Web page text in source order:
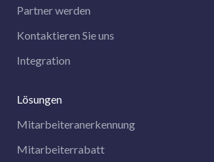
Partner werden
Kontaktieren Sie uns
Integration
Lösungen
Mitarbeiteranerkennung
Mitarbeiterrabatt